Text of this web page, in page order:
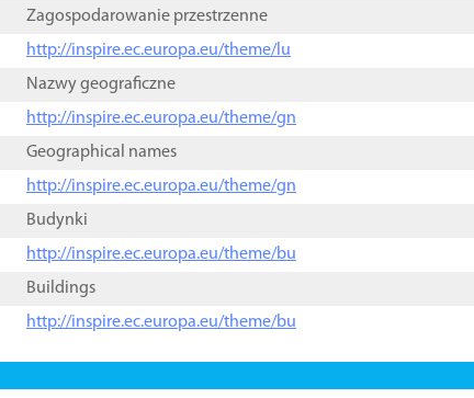
Zagospodarowanie przestrzenne
http://inspire.ec.europa.eu/theme/lu
Nazwy geograficzne
http://inspire.ec.europa.eu/theme/gn
Geographical names
http://inspire.ec.europa.eu/theme/gn
Budynki
http://inspire.ec.europa.eu/theme/bu
Buildings
http://inspire.ec.europa.eu/theme/bu